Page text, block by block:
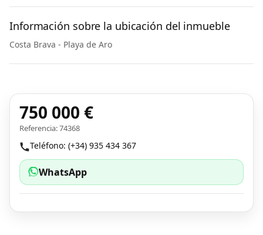
Información sobre la ubicación del inmueble
Costa Brava - Playa de Aro
750 000 €
Referencia: 74368
Teléfono: (+34) 935 434 367
WhatsApp